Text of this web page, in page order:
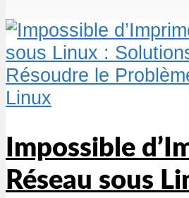
Linux
Impossible
Réseau sous